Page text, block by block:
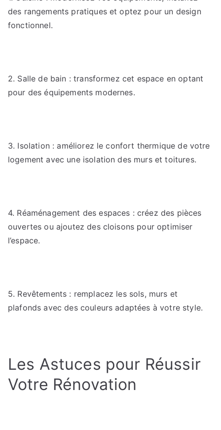
des rangements pratiques et optez pour un design
fonctionnel.
2. Salle de bain : transformez cet espace en optant
pour des équipements modernes.
3. Isolation : améliorez le confort thermique de votre
logement avec une isolation des murs et toitures.
4. Réaménagement des espaces : créez des pièces
ouvertes ou ajoutez des cloisons pour optimiser
l’espace.
5. Revêtements : remplacez les sols, murs et
plafonds avec des couleurs adaptées à votre style.
Les Astuces pour Réussir
Votre Rénovation